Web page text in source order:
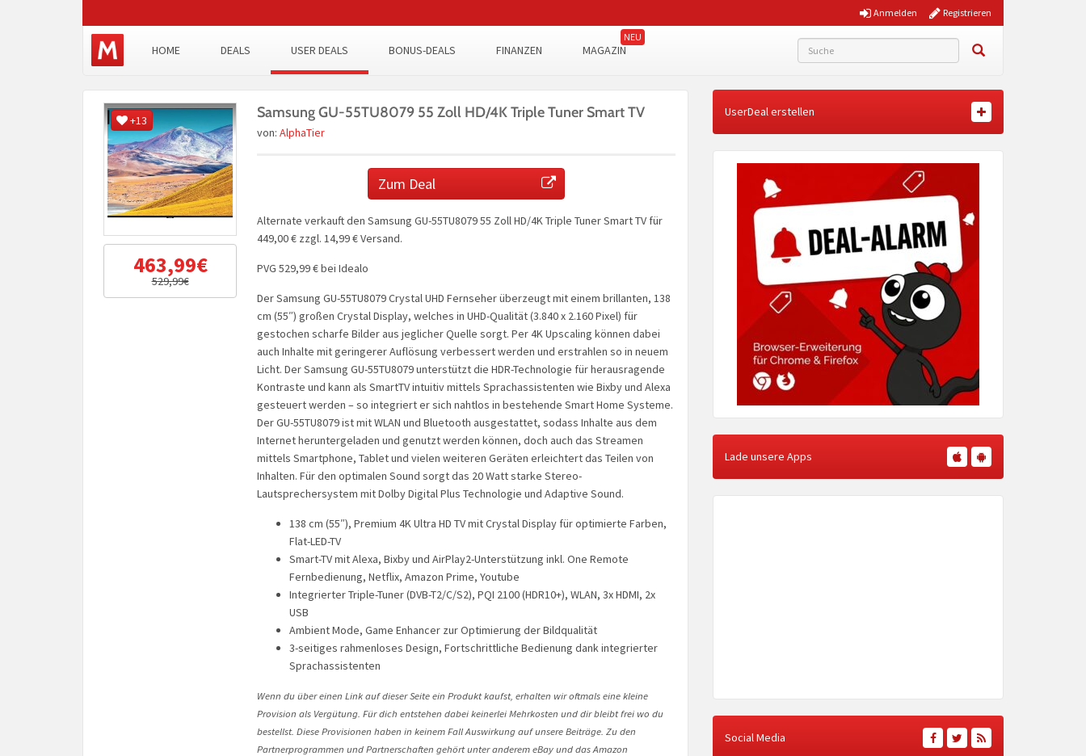
Registrieren
Anmelden
HOME DEALS USER DEALS BONUS-DEALS FINANZEN MAGAZIN
+13
463,99€
529,99€
Samsung GU-55TU8079 55 Zoll HD/4K Triple Tuner Smart TV
von: AlphaTier
Zum Deal
Alternate verkauft den Samsung GU-55TU8079 55 Zoll HD/4K Triple Tuner Smart TV für
449,00 € zzgl. 14,99 € Versand.
PVG 529,99 € bei Idealo
Der Samsung GU-55TU8079 Crystal UHD Fernseher überzeugt mit einem brillanten, 138
cm (55″) großen Crystal Display, welches in UHD-Qualität (3.840 x 2.160 Pixel) für
gestochen scharfe Bilder aus jeglicher Quelle sorgt. Per 4K Upscaling können dabei
auch Inhalte mit geringerer Auflösung verbessert werden und erstrahlen so in neuem
Licht. Der Samsung GU-55TU8079 unterstützt die HDR-Technologie für herausragende
Kontraste und kann als SmartTV intuitiv mittels Sprachassistenten wie Bixby und Alexa
gesteuert werden – so integriert er sich nahtlos in bestehende Smart Home Systeme.
Der GU-55TU8079 ist mit WLAN und Bluetooth ausgestattet, sodass Inhalte aus dem
Internet heruntergeladen und genutzt werden können, doch auch das Streamen
mittels Smartphone, Tablet und vielen weiteren Geräten erleichtert das Teilen von
Inhalten. Für den optimalen Sound sorgt das 20 Watt starke Stereo-
Lautsprechersystem mit Dolby Digital Plus Technologie und Adaptive Sound.
138 cm (55″), Premium 4K Ultra HD TV mit Crystal Display für optimierte Farben,
Flat-LED-TV
Smart-TV mit Alexa, Bixby und AirPlay2-Unterstützung inkl. One Remote
Fernbedienung, Netflix, Amazon Prime, Youtube
Integrierter Triple-Tuner (DVB-T2/C/S2), PQI 2100 (HDR10+), WLAN, 3x HDMI, 2x
USB
Ambient Mode, Game Enhancer zur Optimierung der Bildqualität
3-seitiges rahmenloses Design, Fortschrittliche Bedienung dank integrierter
Sprachassistenten
Wenn du über einen Link auf dieser Seite ein Produkt kaufst, erhalten wir oftmals eine kleine
Provision als Vergütung. Für dich entstehen dabei keinerlei Mehrkosten und dir bleibt frei wo du
bestellst. Diese Provisionen haben in keinem Fall Auswirkung auf unsere Beiträge. Zu den
Partnerprogrammen und Partnerschaften gehört unter anderem eBay und das Amazon
UserDeal erstellen
Lade unsere Apps
Social Media